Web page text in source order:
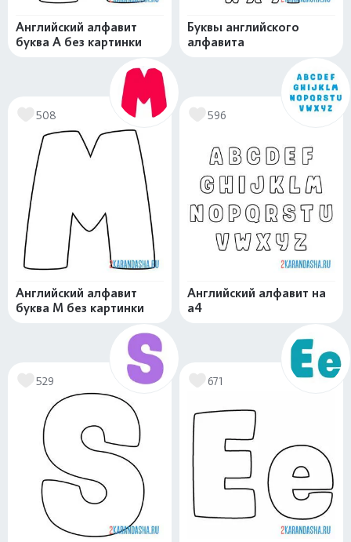
Английский алфавит
буква А без картинки
Буквы английского
алфавита
508
Английский алфавит
буква M без картинки
596
Английский алфавит на
а4
529 671